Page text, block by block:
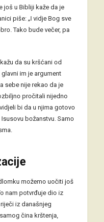
još u Bibliji kaže da je
piše: „I vidje Bog sve
Tako bude večer, pa
da su kršćani od
im je argument
sebe nije rekao da je
pročitali nijedno
bi da u njima gotovo
božanstvu. Samo
možemo uočiti još
nam potvrđuje dio iz
iz današnjeg
čina krštenja,